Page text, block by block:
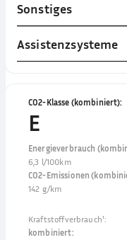
Sonstiges
Assistenzsysteme
CO2-Klasse (kombiniert):
E
Energieverbrauch
6,3 l/100km
CO2-Emissionen
142 g/km
Kraftstoffverbrauch¹:
kombiniert: